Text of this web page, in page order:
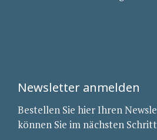
Newsletter anmelden
Bestellen Sie hier Ihren
können Sie im nächsten